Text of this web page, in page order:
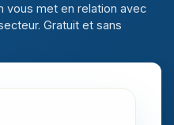
vous met en relation avec
Gratuit et sans